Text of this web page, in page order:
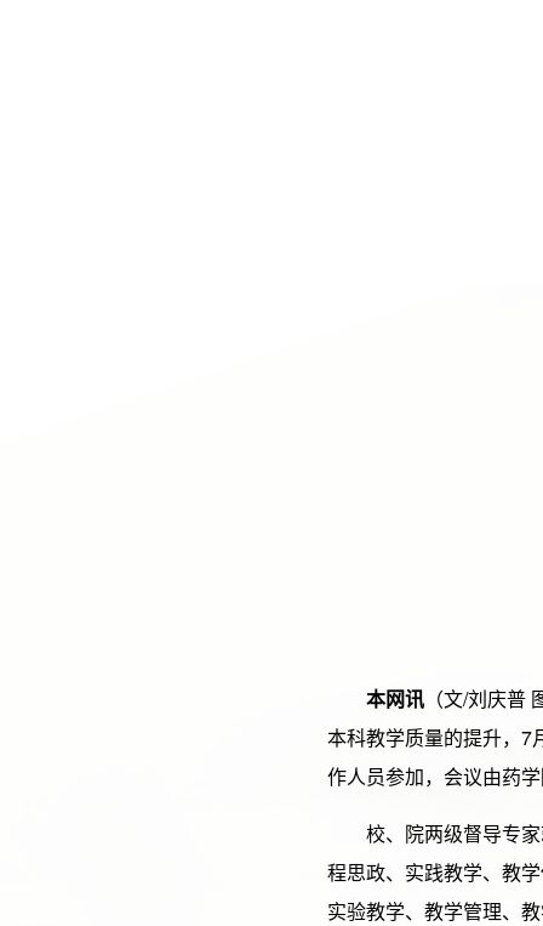
本网讯 （文/刘庆
本科教学质量的提升，7
作人员参加，会议由药
校、院两级督导专
程思政、实践教学、教
实验教学、教学管理、